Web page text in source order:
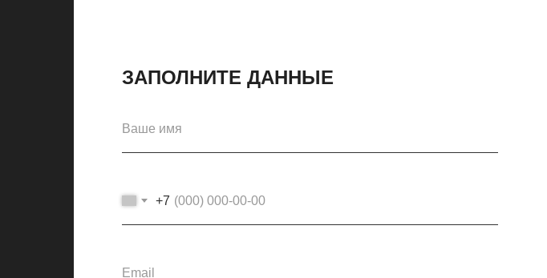
+7
ЗАПОЛНИТЕ ДАННЫЕ